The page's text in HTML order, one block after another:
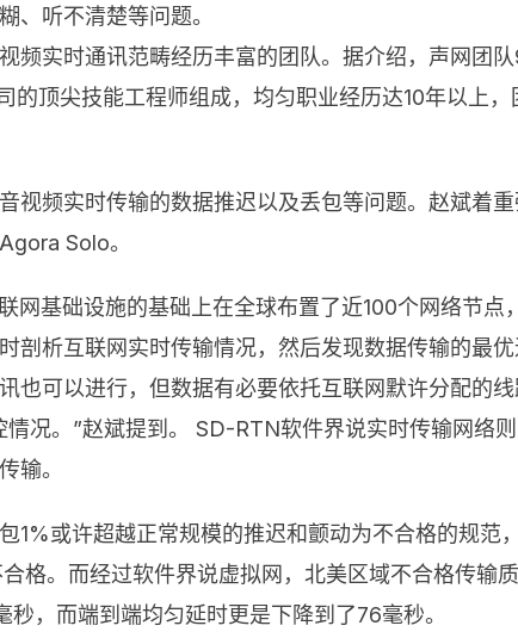
、听不清楚等问题。
频实时通讯范畴经历丰富的团队。据介绍，声网团
顶尖技能工程师组成，均匀职业经历达10年以上
视频实时传输的数据推迟以及丢包等问题。赵斌着
Solo。
网基础设施的基础上在全球布置了近100个网络节点
剖析互联网实时传输情况，然后发现数据传输的最
也可以进行，但数据有必要依托互联网默许分配的
况。”赵斌提到。 SD-RTN软件界说实时传输网络
输。
1%或许超越正常规模的推迟和颤动为不合格的规范
格。而经过软件界说虚拟网，北美区域不合格传输
，而端到端均匀延时更是下降到了76毫秒。